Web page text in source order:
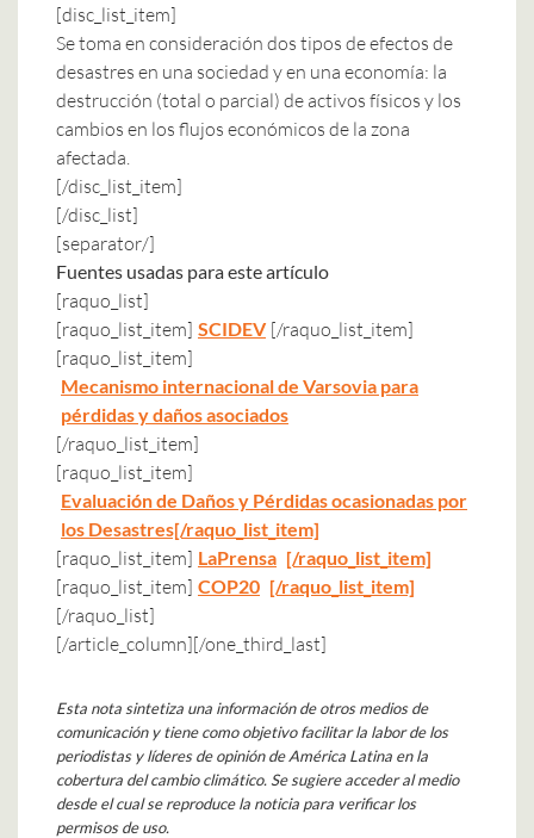
[disc_list_item]
Se toma en consideración dos tipos de efectos de
desastres en una sociedad y en una economía: la
destrucción (total o parcial) de activos físicos y los
cambios en los flujos económicos de la zona
afectada.
[/disc_list_item]
[/disc_list]
[separator/]
Fuentes usadas para este artículo
[raquo_list]
[raquo_list_item] SCIDEV [/raquo_list_item]
[raquo_list_item]
Mecanismo internacional de Varsovia para
pérdidas y daños asociados
[/raquo_list_item]
[raquo_list_item]
Evaluación de Daños y Pérdidas ocasionadas por
los Desastres[/raquo_list_item]
[raquo_list_item] LaPrensa [/raquo_list_item]
[raquo_list_item] COP20 [/raquo_list_item]
[/raquo_list]
[/article_column][/one_third_last]
Esta nota sintetiza una información de otros medios de
comunicación y tiene como objetivo facilitar la labor de los
periodistas y líderes de opinión de América Latina en la
cobertura del cambio climático. Se sugiere acceder al medio
desde el cual se reproduce la noticia para verificar los
permisos de uso.